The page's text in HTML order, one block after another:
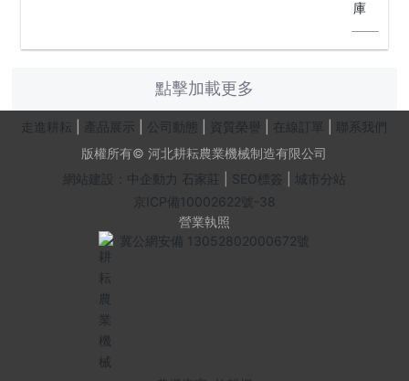
點擊加載更多
走進耕耘 產品展示 公司動態 資質榮譽 在線訂單
聯系我們
版權所有© 河北耕耘農業機械制造有限公司
網站建設：中企動力 石家莊 SEO標簽
城市分站
京ICP備10002622號-38
營業執照
冀公網安備 13052802000672號